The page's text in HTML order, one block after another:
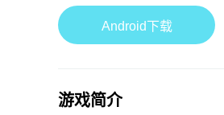
Android下载
游戏简介